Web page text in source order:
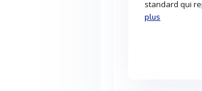
standard qui
plus